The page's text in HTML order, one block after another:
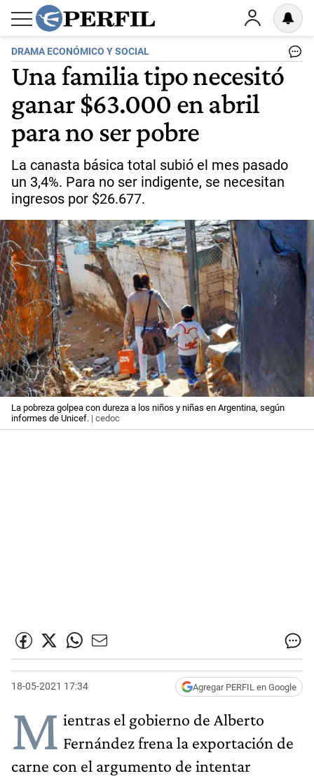
DRAMA ECONÓMICO Y SOCIAL
Una familia tipo necesitó
ganar $63.000 en abril
para no ser pobre
La canasta básica total subió el mes pasado
un 3,4%. Para no ser indigente, se necesitan
ingresos por $26.677.
La pobreza golpea con dureza a los niños y niñas en Argentina, según
informes de Unicef. | cedoc
18-05-2021 17:34 Agregar PERFIL en Google
M ientras el gobierno de Alberto
Fernández frena la exportación de
carne con el argumento de intentar